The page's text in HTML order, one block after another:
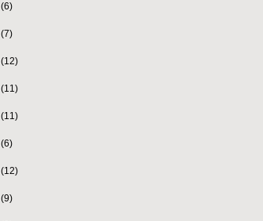
(6)
(7)
(12)
(11)
(11)
(6)
(12)
(9)